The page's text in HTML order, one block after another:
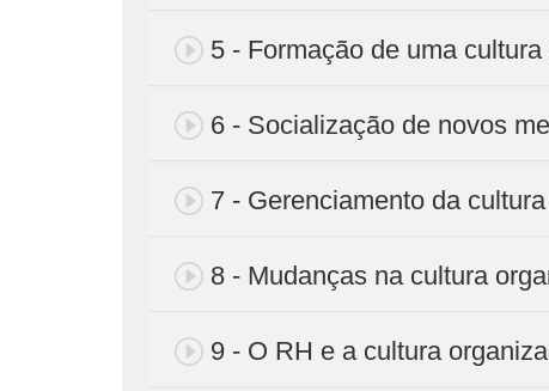
5 - Formação de uma
6 - Socialização de novos
7 - Gerenciamento da
8 - Mudanças na cultura
9 - O RH e a cultura